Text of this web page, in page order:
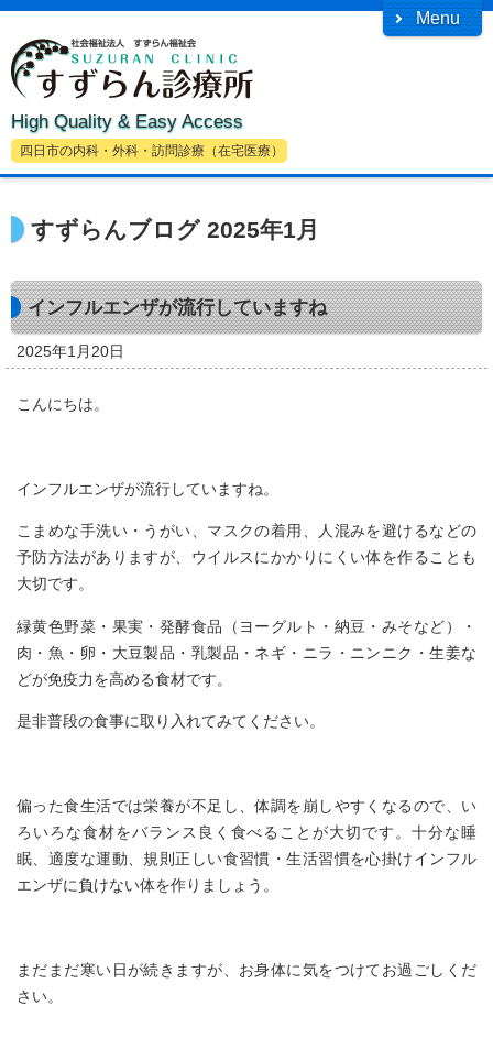
High Quality & Easy Access
四日市の内科・外科・訪問診療（在宅医療）
Menu
すずらんブログ 2025年1月
インフルエンザが流行していますね
2025年1月20日
こんにちは。
インフルエンザが流行していますね。
こまめな手洗い・うがい、マスクの着用、人混みを避けるなどの
予防方法がありますが、ウイルスにかかりにくい体を作ることも
大切です。
緑黄色野菜・果実・発酵食品（ヨーグルト・納豆・みそなど）・
肉・魚・卵・大豆製品・乳製品・ネギ・ニラ・ニンニク・生姜な
どが免疫力を高める食材です。
是非普段の食事に取り入れてみてください。
偏った食生活では栄養が不足し、体調を崩しやすくなるので、い
ろいろな食材をバランス良く食べることが大切です。十分な睡
眠、適度な運動、規則正しい食習慣・生活習慣を心掛けインフル
エンザに負けない体を作りましょう。
まだまだ寒い日が続きますが、お身体に気をつけてお過ごしくだ
さい。